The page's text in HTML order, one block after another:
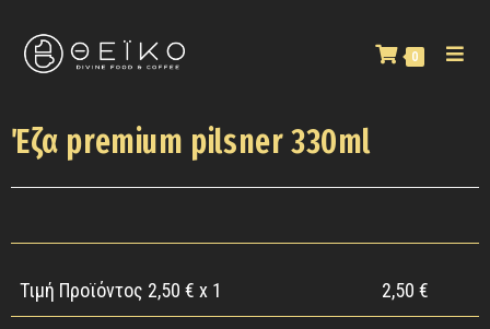
0
Έζα premium pilsner 330ml
Τιμή Προϊόντος 2,50 € x 1 2,50 €